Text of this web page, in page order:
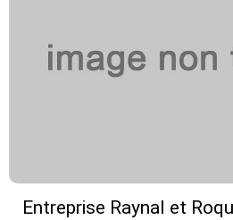
Entreprise Raynal et